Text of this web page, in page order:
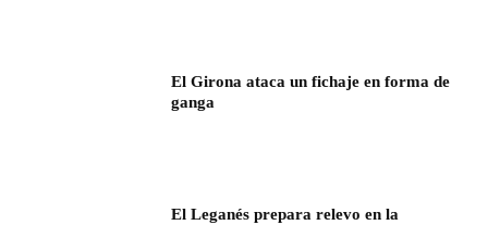
El Girona ataca un fichaje en forma de
ganga
El Leganés prepara relevo en la